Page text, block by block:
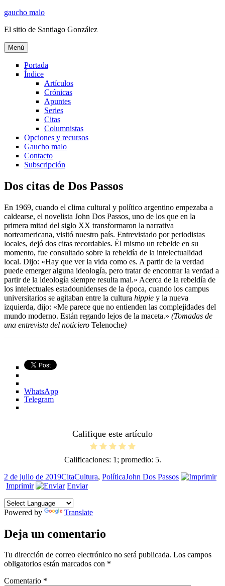
Ir
contenido
gaucho malo
El sitio de Santiago González
Menú
Portada
Índice
Artículos
Crónicas
Apuntes
Series
Citas
Columnistas
Opciones y recursos
Gaucho malo
Contacto
Subscripción
Dos citas de Dos Passos
En 1969, cuando el clima cultural y político argentino empezaba a
caldearse, el novelista John Dos Passos, uno de los que en la
primera mitad del siglo XX transformaron la narrativa
norteamericana, visitó nuestro país. Entrevistado por periodistas
locales, dejó dos citas recordables. Él mismo un rebelde en su
momento, fue consultado sobre la rebeldía de la intelectualidad
local. Dijo: «Hay que ver la vida como es. A partir de la verdad
puede emerger alguna ideología, pero tratar de encontrar la verdad a
partir de la ideología siempre resulta mal.» Acerca de la rebeldía de
los intelectuales estadounidenses de la época, cuando los campus
universitarios se agitaban entre la cultura hippie y la nueva
izquierda, dijo: «Me parece que no entienden las complejidades del
mundo moderno. Están regando lejos de la maceta.» (Tomadas de
una entrevista del noticiero Telenoche)
WhatsApp
Telegram
Califique este artículo
Calificaciones: 1 ; promedio: 5.
Publicado
el
2 de julio de 2019Formato
CitaCategorías
Cultura, PolíticaEtiquetas
John Dos Passos
Imprimir
Enviar
Powered by Translate
Deja un comentario
Tu dirección de correo electrónico no será publicada. Los campos
obligatorios están marcados con *
Comentario *